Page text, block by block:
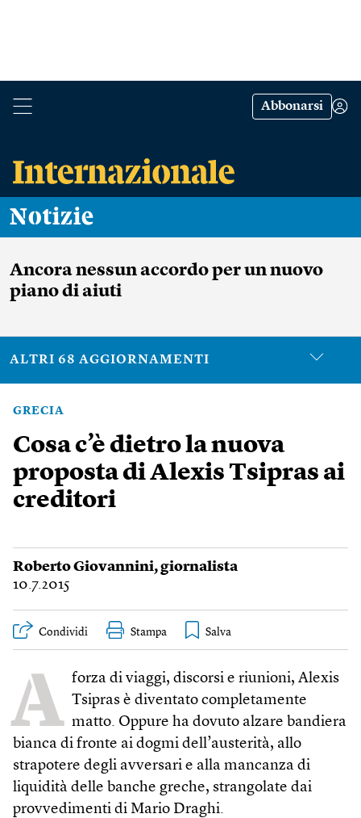
Abbonarsi
Notizie
Ancora nessun accordo per un nuovo
piano di aiuti
ALTRI 68 AGGIORNAMENTI
GRECIA
Cosa c’è dietro la nuova
proposta di Alexis Tsipras ai
creditori
Roberto Giovannini, giornalista
10.7.2015
Condividi Stampa
A forza di viaggi, discorsi e riunioni, Alexis
Tsipras è diventato completamente
matto. Oppure ha dovuto alzare bandiera
bianca di fronte ai dogmi dell’austerità, allo
strapotere degli avversari e alla mancanza di
liquidità delle banche greche, strangolate dai
provvedimenti di Mario Draghi.